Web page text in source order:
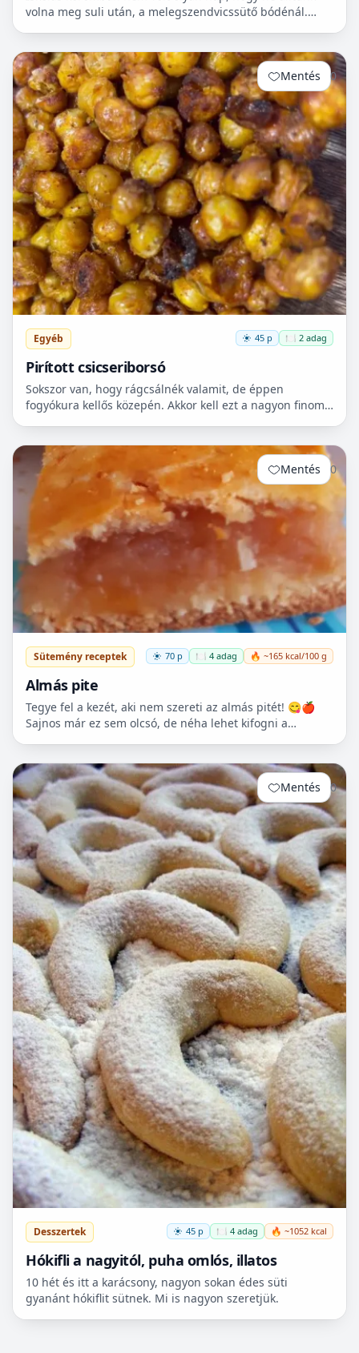
volna meg suli után, a melegszendvicssütő bódénál.
Mentés 0
Egyéb 45 p 🍽️ 2 adag
Pirított csicseriborsó
Sokszor van, hogy rágcsálnék valamit, de éppen
fogyókura kellős közepén. Akkor kell ezt a nagyon finom
Mentés 0
Sütemény receptek 70 p 🍽️ 4 adag 🔥 ~165 kcal/100 g
Almás pite
Tegye fel a kezét, aki nem szereti az almás pitét! 😋🍎
Sajnos már ez sem olcsó, de néha lehet kifogni a
Mentés 0
Desszertek 45 p 🍽️ 4 adag 🔥 ~1052 kcal
Hókifli a nagyitól, puha omlós, illatos
10 hét és itt a karácsony, nagyon sokan édes süti
gyanánt hókiflit sütnek. Mi is nagyon szeretjük.